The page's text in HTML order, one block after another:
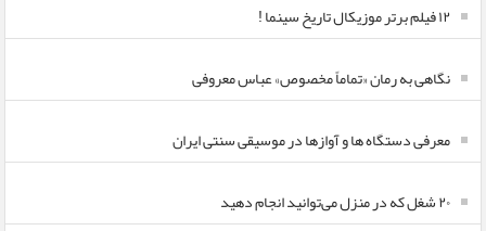
۱۲ فیلم برتر موزیکال تاریخ سینما !
نگاهی به رمان «تماماً مخصوص» عباس معروفی
معرفی دستگاه ها و آوازها در موسیقی سنتی ایران
۲۰ شغل که در منزل می‌توانید انجام دهید